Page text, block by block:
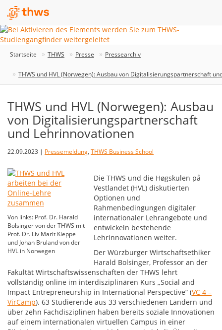
Startseite THWS Presse Pressearchiv
THWS und HVL (Norwegen): Ausbau von Digitalisierungspartnerschaft
THWS und HVL (Norwegen): Ausbau
von Digitalisierungspartnerschaft
und Lehrinnovationen
22.09.2023 | Pressemeldung, THWS Business School
Von links: Prof. Dr. Harald
Bolsinger von der THWS mit
Prof. Dr. Liv Marit Kleppe
und Johan Bruland von der
HVL in Norwegen
Die THWS und die Høgskulen på
Vestlandet (HVL) diskutierten
Optionen und
Rahmenbedingungen digitaler
internationaler Lehrangebote und
entwickeln bestehende
Lehrinnovationen weiter.
Der Würzburger Wirtschaftsethiker
Harald Bolsinger, Professor an der
Fakultät Wirtschaftswissenschaften der THWS lehrt
vollständig online im interdisziplinären Kurs „Social and
Impact Entrepreneurship in International Perspective“ (VC 4 –
VirCamp). 63 Studierende aus 33 verschiedenen Ländern und
über zehn Fachdisziplinen haben bereits soziale Innovationen
auf einem internationalen virtuellen Campus in einer